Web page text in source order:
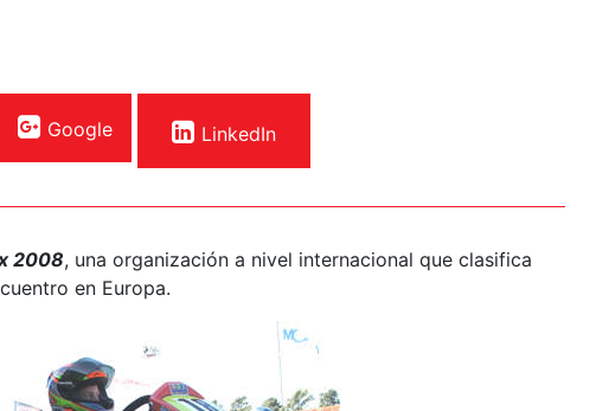
Google LinkedIn
2008, una organización a nivel internacional que clasifica
en Europa.